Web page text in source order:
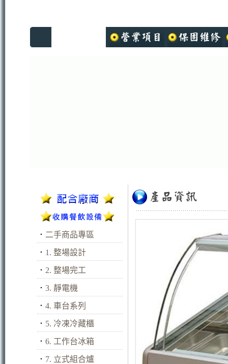
． 二手商品專區
． 1. 整場設計
． 2. 整場完工
． 3. 靜電機
． 4. 車台系列
． 5. 冷凍冷藏櫃
． 6. 工作台冰箱
． 7. 立式組合爐